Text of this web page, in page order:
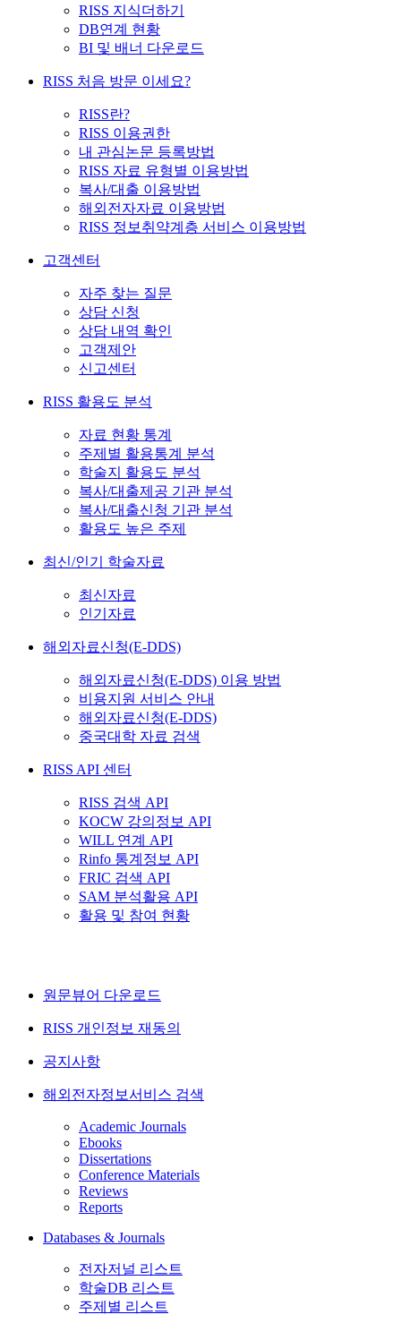
RISS 지식더하기
DB연계 현황
BI 및 배너 다운로드
RISS 처음 방문 이세요?
RISS란?
RISS 이용권한
내 관심논문 등록방법
RISS 자료 유형별 이용방법
복사/대출 이용방법
해외전자자료 이용방법
RISS 정보취약계층 서비스 이용방법
고객센터
자주 찾는 질문
상담 신청
상담 내역 확인
고객제안
신고센터
RISS 활용도 분석
자료 현황 통계
주제별 활용통계 분석
학술지 활용도 분석
복사/대출제공 기관 분석
복사/대출신청 기관 분석
활용도 높은 주제
최신/인기 학술자료
최신자료
인기자료
해외자료신청(E-DDS)
해외자료신청(E-DDS) 이용 방법
비용지원 서비스 안내
해외자료신청(E-DDS)
중국대학 자료 검색
RISS API 센터
RISS 검색 API
KOCW 강의정보 API
WILL 연계 API
Rinfo 통계정보 API
FRIC 검색 API
SAM 분석활용 API
활용 및 참여 현황
원문뷰어 다운로드
RISS 개인정보 재동의
공지사항
해외전자정보서비스 검색
Academic Journals
Ebooks
Dissertations
Conference Materials
Reviews
Reports
Databases & Journals
전자저널 리스트
학술DB 리스트
주제별 리스트